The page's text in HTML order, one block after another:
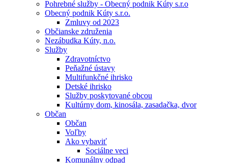
Pohrebné služby - Obecný podnik Kúty s.r.o
Obecný podnik Kúty s.r.o.
Zmluvy od 2023
Občianske združenia
Nezábudka Kúty, n.o.
Služby
Zdravotníctvo
Peňažné ústavy
Multifunkčné ihrisko
Detské ihrisko
Služby poskytované obcou
Kultúrny dom, kinosála, zasadačka, dvor
Občan
Občan
Voľby
Ako vybaviť
Sociálne veci
Komunálny odpad